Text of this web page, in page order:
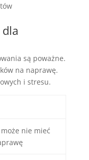
są poważne.
na naprawę.
i stresu.
nie mieć